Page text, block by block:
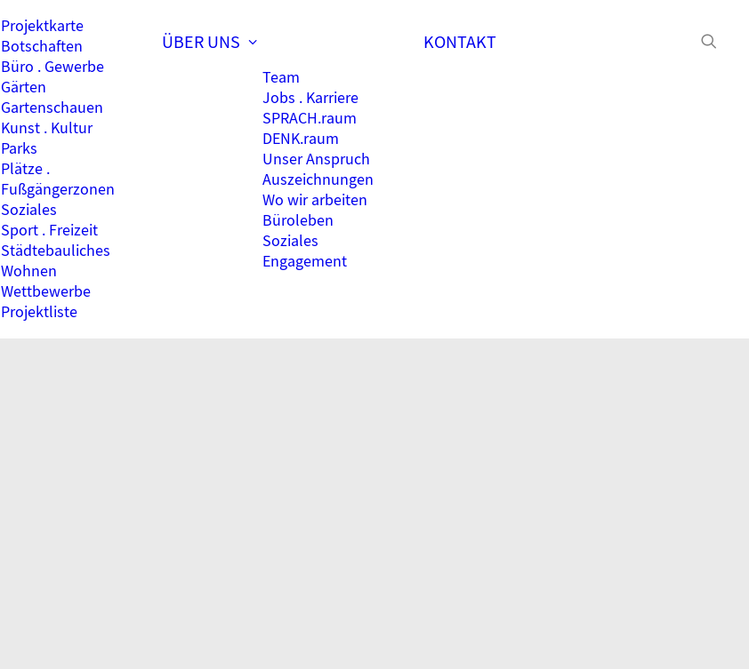
Projektkarte
Botschaften
Büro . Gewerbe
Gärten
Gartenschauen
Kunst . Kultur
Parks
Plätze .
Fußgängerzonen
Soziales
Sport . Freizeit
Städtebauliches
Wohnen
Wettbewerbe
Projektliste
ÜBER UNS
Team
Jobs . Karriere
SPRACH.raum
DENK.raum
Unser Anspruch
Auszeichnungen
Wo wir arbeiten
Büroleben
Soziales
Engagement
KONTAKT